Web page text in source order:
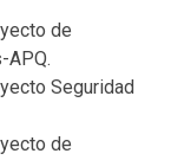
de
APQ.
Seguridad
de